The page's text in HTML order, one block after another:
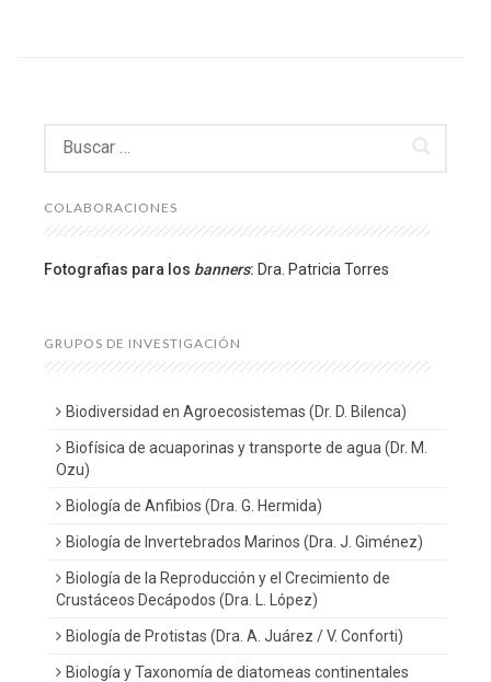
COLABORACIONES
Fotografias para los banners: Dra. Patricia Torres
GRUPOS DE INVESTIGACIÓN
Biodiversidad en Agroecosistemas (Dr. D. Bilenca)
Biofísica de acuaporinas y transporte de agua (Dr. M.
Ozu)
Biología de Anfibios (Dra. G. Hermida)
Biología de Invertebrados Marinos (Dra. J. Giménez)
Biología de la Reproducción y el Crecimiento de
Crustáceos Decápodos (Dra. L. López)
Biología de Protistas (Dra. A. Juárez / V. Conforti)
Biología y Taxonomía de diatomeas continentales